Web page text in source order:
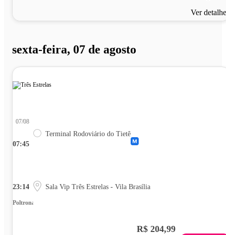
Ver
sexta-feira, 07 de agosto
07:45
07/08
Terminal Rodoviário do Tietê
23:14 Sala Vip Três Estrelas - Vila Brasília
Poltrona
R$ 204,99